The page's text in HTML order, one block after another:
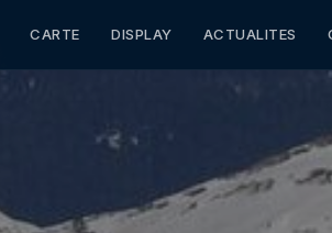
CARTE DISPLAY ACTUALITES